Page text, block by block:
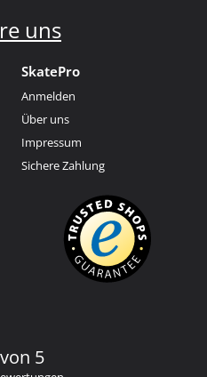
uns
SkatePro
Anmelden
Über uns
Impressum
Sichere Zahlung
5